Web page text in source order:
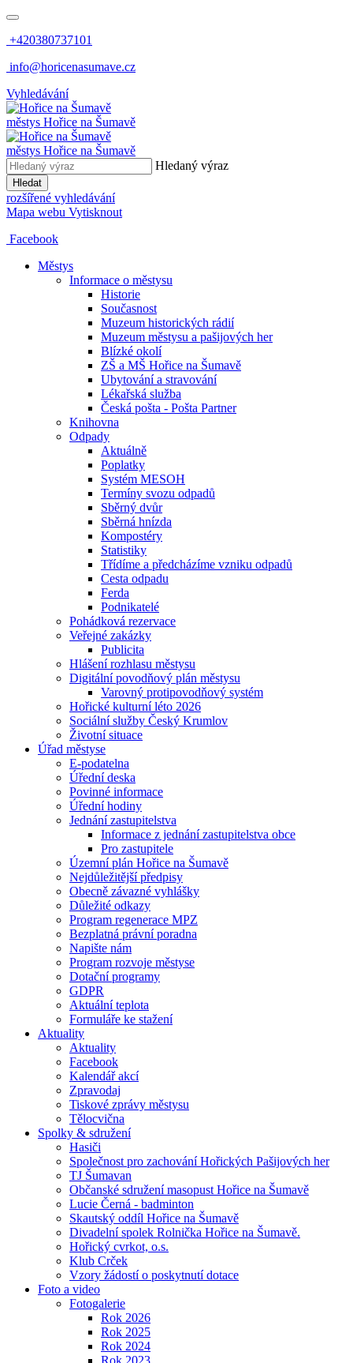
+420380737101
info@horicenasumave.cz
Vyhledávání
městys Hořice na Šumavě
městys Hořice na Šumavě
Hledaný výraz
Hledat
rozšířené vyhledávání
Mapa webu Vytisknout
Facebook
Městys
Informace o městysu
Historie
Současnost
Muzeum historických rádií
Muzeum městysu a pašijových her
Blízké okolí
ZŠ a MŠ Hořice na Šumavě
Ubytování a stravování
Lékařská služba
Česká pošta - Pošta Partner
Knihovna
Odpady
Aktuálně
Poplatky
Systém MESOH
Termíny svozu odpadů
Sběrný dvůr
Sběrná hnízda
Kompostéry
Statistiky
Třídíme a předcházíme vzniku odpadů
Cesta odpadu
Ferda
Podnikatelé
Pohádková rezervace
Veřejné zakázky
Publicita
Hlášení rozhlasu městysu
Digitální povodňový plán městysu
Varovný protipovodňový systém
Hořické kulturní léto 2026
Sociální služby Český Krumlov
Životní situace
Úřad městyse
E-podatelna
Úřední deska
Povinné informace
Úřední hodiny
Jednání zastupitelstva
Informace z jednání zastupitelstva obce
Pro zastupitele
Územní plán Hořice na Šumavě
Nejdůležitější předpisy
Obecně závazné vyhlášky
Důležité odkazy
Program regenerace MPZ
Bezplatná právní poradna
Napište nám
Program rozvoje městyse
Dotační programy
GDPR
Aktuální teplota
Formuláře ke stažení
Aktuality
Aktuality
Facebook
Kalendář akcí
Zpravodaj
Tiskové zprávy městysu
Tělocvična
Spolky & sdružení
Hasiči
Společnost pro zachování Hořických Pašijových her
TJ Šumavan
Občanské sdružení masopust Hořice na Šumavě
Lucie Černá - badminton
Skautský oddíl Hořice na Šumavě
Divadelní spolek Rolnička Hořice na Šumavě.
Hořický cvrkot, o.s.
Klub Crček
Vzory žádostí o poskytnutí dotace
Foto a video
Fotogalerie
Rok 2026
Rok 2025
Rok 2024
Rok 2023